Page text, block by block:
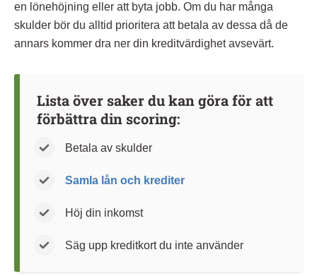
en lönehöjning eller att byta jobb. Om du har många
skulder bör du alltid prioritera att betala av dessa då de
annars kommer dra ner din kreditvärdighet avsevärt.
Lista över saker du kan göra för att
förbättra din scoring:
Betala av skulder
Samla lån och krediter
Höj din inkomst
Säg upp kreditkort du inte använder